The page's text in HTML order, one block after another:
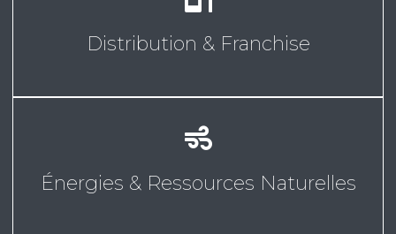
Distribution & Franchise
Énergies & Ressources Naturelles